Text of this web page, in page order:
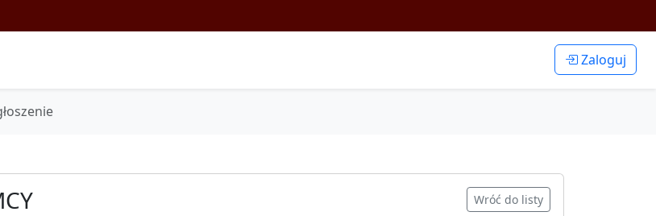
Zaloguj
Wróć do listy